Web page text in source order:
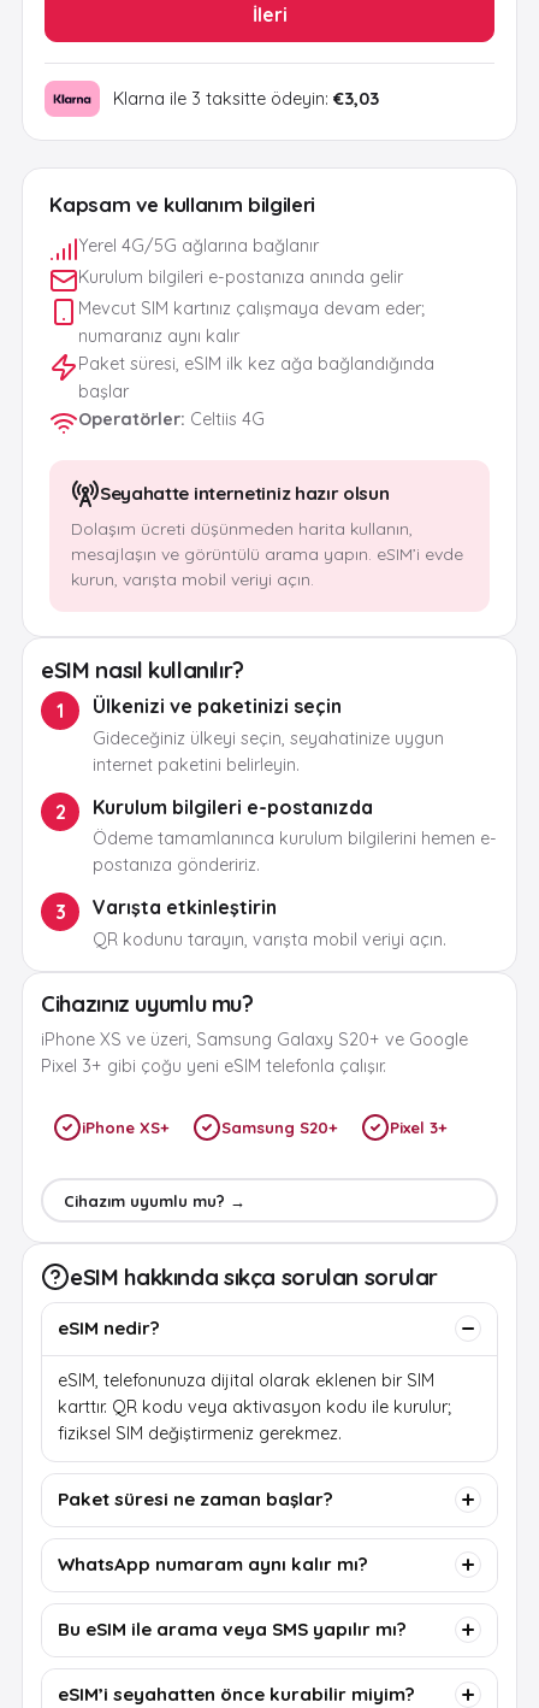
Kapsam ve kullanım bilgileri
Yerel 4G/5G ağlarına bağlanır
Kurulum bilgileri e-postanıza anında gelir
Mevcut SIM kartınız çalışmaya devam eder;
numaranız aynı kalır
Paket süresi, eSIM ilk kez ağa bağlandığında
başlar
Operatörler: Celtiis 4G
Seyahatte internetiniz hazır olsun
Dolaşım ücreti düşünmeden harita kullanın,
mesajlaşın ve görüntülü arama yapın. eSIM’i evde
kurun, varışta mobil veriyi açın.
eSIM nasıl kullanılır?
1 Ülkenizi ve paketinizi seçin
Gideceğiniz ülkeyi seçin, seyahatinize uygun
internet paketini belirleyin.
2 Kurulum bilgileri e-postanızda
Ödeme tamamlanınca kurulum bilgilerini hemen e-
postanıza göndeririz.
3 Varışta etkinleştirin
QR kodunu tarayın, varışta mobil veriyi açın.
Cihazınız uyumlu mu?
iPhone XS ve üzeri, Samsung Galaxy S20+ ve Google
Pixel 3+ gibi çoğu yeni eSIM telefonla çalışır.
iPhone XS+ Samsung S20+ Pixel 3+
Cihazım uyumlu mu? →
eSIM hakkında sıkça sorulan sorular
eSIM nedir?
eSIM, telefonunuza dijital olarak eklenen bir SIM
karttır. QR kodu veya aktivasyon kodu ile kurulur;
fiziksel SIM değiştirmeniz gerekmez.
Paket süresi ne zaman başlar?
WhatsApp numaram aynı kalır mı?
Bu eSIM ile arama veya SMS yapılır mı?
eSIM’i seyahatten önce kurabilir miyim?
İleri
Klarna ile 3 taksitte ödeyin: €3,03